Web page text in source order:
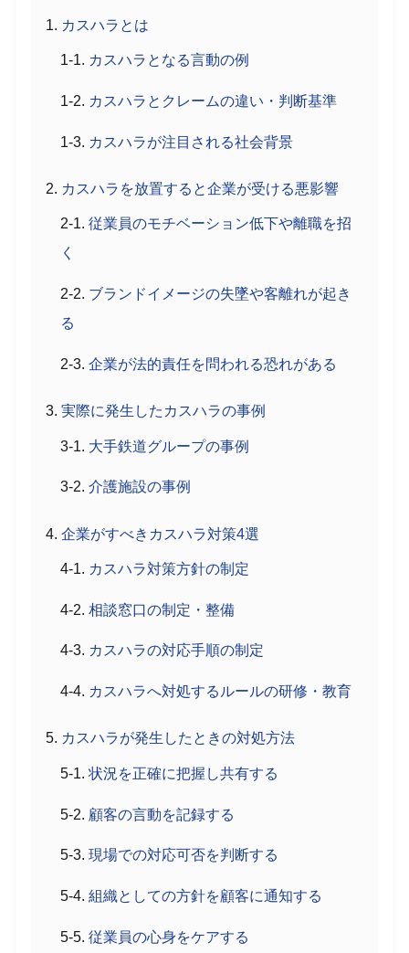
カスハラとは
カスハラとなる言動の例
カスハラとクレームの違い・判断基準
カスハラが注目される社会背景
カスハラを放置すると企業が受ける悪影響
従業員のモチベーション低下や離職を招
く
ブランドイメージの失墜や客離れが起き
る
企業が法的責任を問われる恐れがある
実際に発生したカスハラの事例
大手鉄道グループの事例
介護施設の事例
企業がすべきカスハラ対策4選
カスハラ対策方針の制定
相談窓口の制定・整備
カスハラの対応手順の制定
カスハラへ対処するルールの研修・教育
カスハラが発生したときの対処方法
状況を正確に把握し共有する
顧客の言動を記録する
現場での対応可否を判断する
組織としての方針を顧客に通知する
従業員の心身をケアする